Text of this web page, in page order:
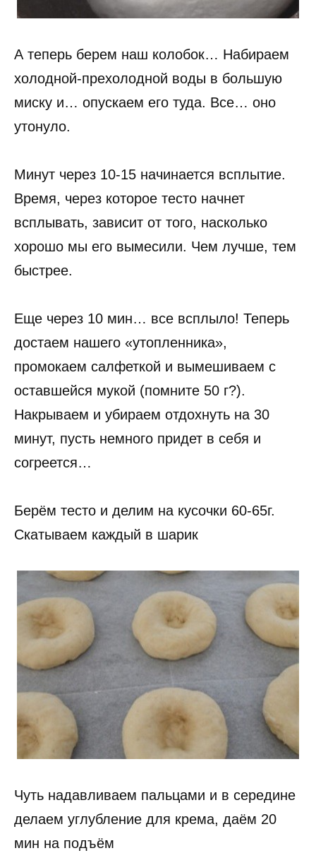
А теперь берем наш колобок… Набираем
холодной-прехолодной воды в большую
миску и… опускаем его туда. Все… оно
утонуло.
Минут через 10-15 начинается всплытие.
Время, через которое тесто начнет
всплывать, зависит от того, насколько
хорошо мы его вымесили. Чем лучше, тем
быстрее.
Еще через 10 мин… все всплыло! Теперь
достаем нашего «утопленника»,
промокаем салфеткой и вымешиваем с
оставшейся мукой (помните 50 г?).
Накрываем и убираем отдохнуть на 30
минут, пусть немного придет в себя и
согреется…
Берём тесто и делим на кусочки 60-65г.
Скатываем каждый в шарик
Чуть надавливаем пальцами и в середине
делаем углубление для крема, даём 20
мин на подъём